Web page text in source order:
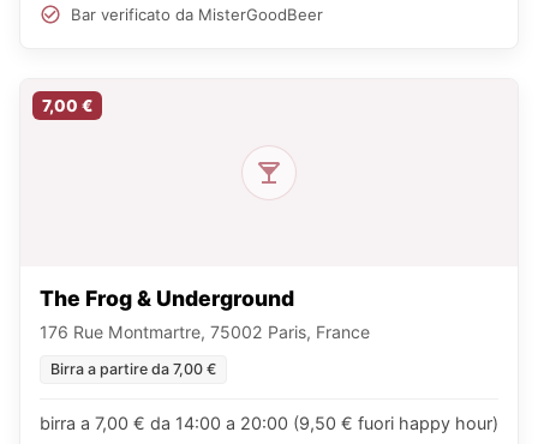
Bar verificato da MisterGoodBeer
7,00 €
The Frog & Underground
176 Rue Montmartre, 75002 Paris, France
Birra a partire da 7,00 €
birra a 7,00 € da 14:00 a 20:00 (9,50 € fuori happy hour)